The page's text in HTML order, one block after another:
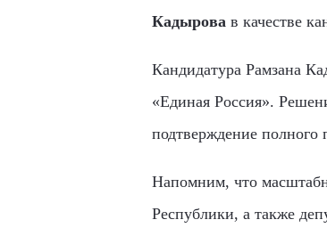
Кадыровав качестве
Кандидатура Рамзана
«Единая Россия».
подтверждение полного
Напомним, что
Республики, а также